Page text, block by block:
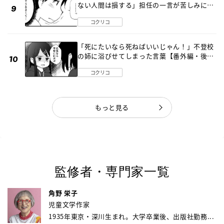
ない人間は損する」担任の一言が苦しみに…
コクリコ
「死にたいなら死ねばいいじゃん！」不登校
の姉に浴びせてしまった言葉【番外編・後
コクリコ
もっと見る
監修者・専門家一覧
角野 栄子
児童文学作家
1935年東京・深川生まれ。大学卒業後、出版社勤務...